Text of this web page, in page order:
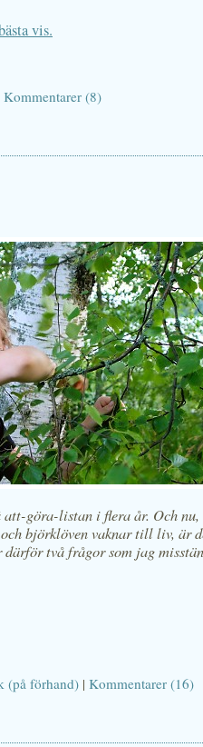
vis.
Kommentarer (8)
göra-listan i flera år. Och nu,
björklöven vaknar till liv, är
därför två frågor som jag
(på förhand) | Kommentarer (16)